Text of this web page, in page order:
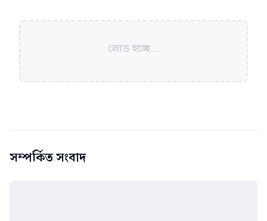
লোড হচ্ছে...
সম্পর্কিত সংবাদ